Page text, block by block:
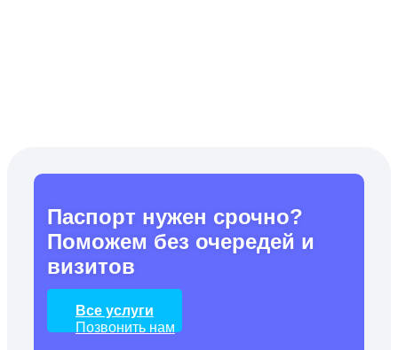
Паспорт нужен срочно?
Поможем без очередей и
визитов
Все услуги
Позвонить нам